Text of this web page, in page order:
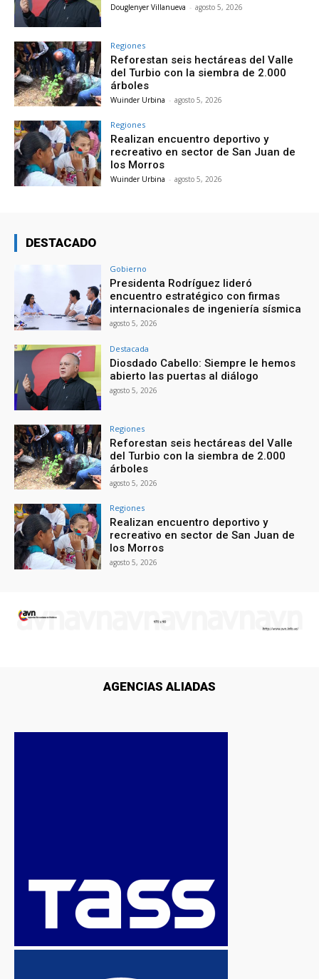
Douglenyer Villanueva - agosto 5, 2026
Regiones
Reforestan seis hectáreas del Valle
del Turbio con la siembra de 2.000
árboles
Wuinder Urbina - agosto 5, 2026
Regiones
Realizan encuentro deportivo y
recreativo en sector de San Juan de
los Morros
Wuinder Urbina - agosto 5, 2026
DESTACADO
Gobierno
Presidenta Rodríguez lideró
encuentro estratégico con firmas
internacionales de ingeniería sísmica
agosto 5, 2026
Destacada
Diosdado Cabello: Siempre le hemos
abierto las puertas al diálogo
agosto 5, 2026
Regiones
Reforestan seis hectáreas del Valle
del Turbio con la siembra de 2.000
árboles
agosto 5, 2026
Regiones
Realizan encuentro deportivo y
recreativo en sector de San Juan de
los Morros
agosto 5, 2026
AGENCIAS ALIADAS